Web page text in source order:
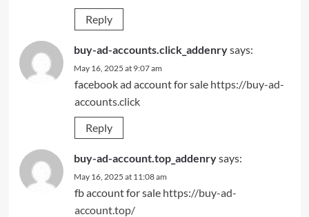
Reply
buy-ad-accounts.click_addenrysays:
May 16, 2025 at 9:07 am
facebook ad account for sale https://buy-ad-
accounts.click
Reply
buy-ad-account.top_addenrysays:
May 16, 2025 at 11:08 am
fb account for sale https://buy-ad-
account.top/